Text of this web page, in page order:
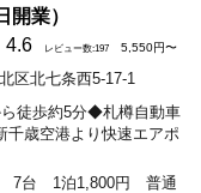
開業）
4.6 レビュー数:197 5,550円〜
区北七条西5-17-1
徒歩約5分◆札樽自動車
歳空港より快速エアポ
7台 1泊1,800円 普通